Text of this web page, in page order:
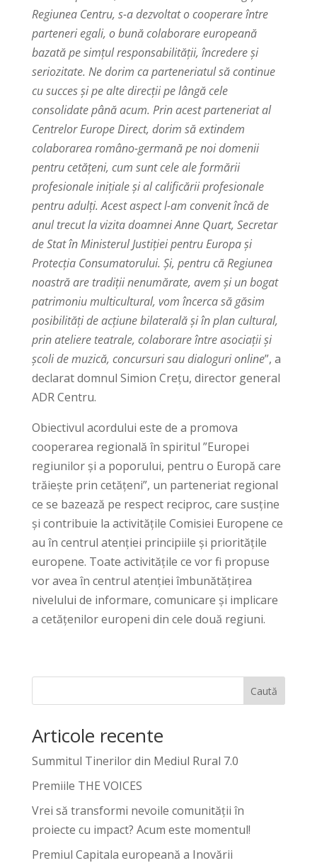
Regiunea Centru, s-a dezvoltat o cooperare între
parteneri egali, o bună colaborare europeană
bazată pe simțul responsabilității, încredere și
seriozitate. Ne dorim ca parteneriatul să continue
cu succes și pe alte direcții pe lângă cele
consolidate până acum. Prin acest parteneriat al
Centrelor Europe Direct, dorim să extindem
colaborarea româno-germană pe noi domenii
pentru cetățeni, cum sunt cele ale formării
profesionale inițiale și al calificării profesionale
pentru adulți. Acest aspect l-am convenit încă de
anul trecut la vizita doamnei Anne Quart, Secretar
de Stat în Ministerul Justiției pentru Europa și
Protecția Consumatorului. Și, pentru că Regiunea
noastră are tradiții nenumărate, avem și un bogat
patrimoniu multicultural, vom încerca să găsim
posibilități de acțiune bilaterală și în plan cultural,
prin ateliere teatrale, colaborare între asociații și
școli de muzică, concursuri sau dialoguri online”, a
declarat domnul Simion Crețu, director general
ADR Centru.
Obiectivul acordului este de a promova
cooperarea regională în spiritul ”Europei
regiunilor și a poporului, pentru o Europă care
trăiește prin cetățeni”, un parteneriat regional
ce se bazează pe respect reciproc, care susține
și contribuie la activitățile Comisiei Europene ce
au în centrul atenției principiile și prioritățile
europene. Toate activitățile ce vor fi propuse
vor avea în centrul atenției îmbunătățirea
nivelului de informare, comunicare și implicare
a cetățenilor europeni din cele două regiuni.
Caută
Articole recente
Summitul Tinerilor din Mediul Rural 7.0
Premiile THE VOICES
Vrei să transformi nevoile comunității în
proiecte cu impact? Acum este momentul!
Premiul Capitala europeană a Inovării